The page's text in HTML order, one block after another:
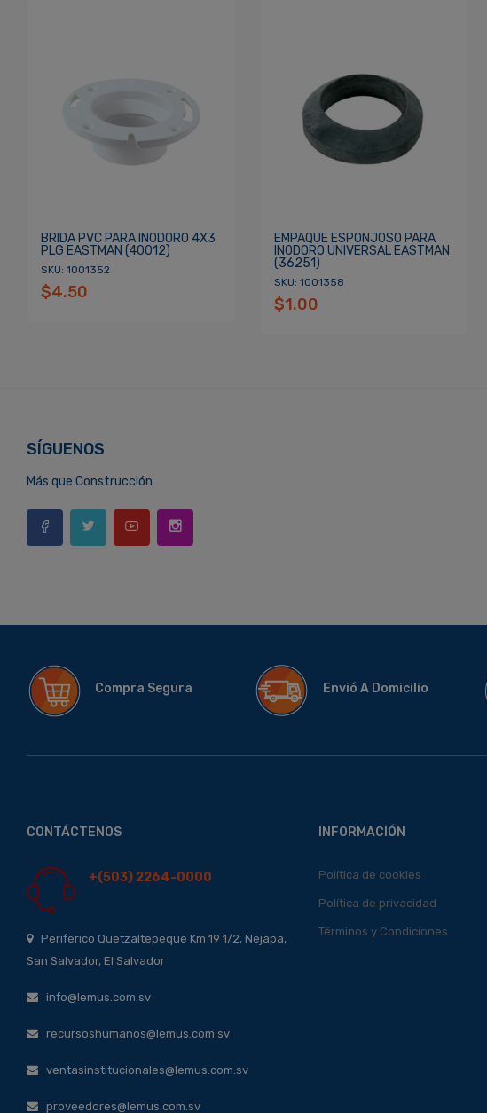
¿Olvidaste tu Contraseña? Recordarme
BRIDA PVC PARA INODORO 4X3
PLG EASTMAN (40012)
SKU: 1001352
$4.50
EMPAQUE ESPONJOSO PARA
INODORO UNIVERSAL EASTMAN
(36251)
SKU: 1001358
$1.00
SÍGUENOS
Más que Construcción
Compra Segura Envió A Domicilio
CONTÁCTENOS
+(503) 2264-0000
Periferico Quetzaltepeque Km 19 1/2, Nejapa,
San Salvador, El Salvador
info@lemus.com.sv
recursoshumanos@lemus.com.sv
ventasinstitucionales@lemus.com.sv
proveedores@lemus.com.sv
INFORMACIÓN
Política de cookies
Política de privacidad
Términos y Condiciones